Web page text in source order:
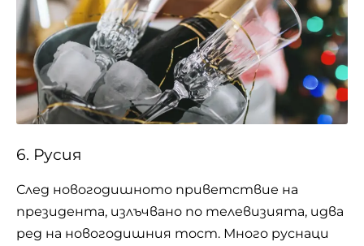
6. Русия
След новогодишното приветствие на
президента, излъчвано по телевизията, идва
ред на новогодишния тост. Много руснаци